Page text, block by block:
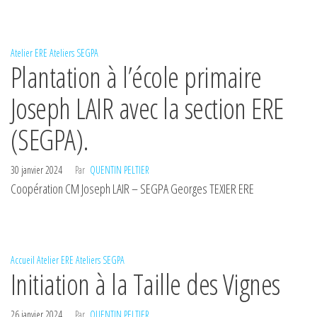
Atelier ERE Ateliers SEGPA
Plantation à l’école primaire
Joseph LAIR avec la section ERE
(SEGPA).
30 janvier 2024 Par QUENTIN PELTIER
Coopération CM Joseph LAIR – SEGPA Georges TEXIER ERE
Accueil Atelier ERE Ateliers SEGPA
Initiation à la Taille des Vignes